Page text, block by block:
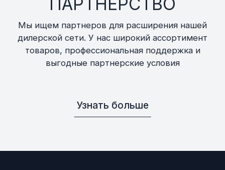
ПАРТНЕРСТВО
Мы ищем партнеров для расширения нашей
дилерской сети. У нас широкий ассортимент
товаров, профессиональная поддержка и
выгодные партнерские условия
Узнать больше